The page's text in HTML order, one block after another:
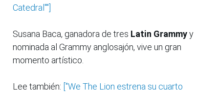
Catedral""]
Susana Baca, ganadora de tres Latin Grammyy
nominada al Grammy anglosajón, vive un gran
momento artístico.
Lee también: ["We The Lion estrena su cuarto